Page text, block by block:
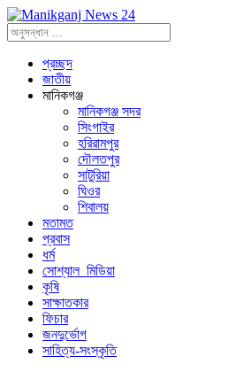
প্রচ্ছদ
জাতীয়
মানিকগঞ্জ
মানিকগঞ্জ সদর
সিংগাইর
হরিরামপুর
দৌলতপুর
সাটুরিয়া
ঘিওর
শিবালয়
মতামত
প্রবাস
ধর্ম
সোশ্যাল_মিডিয়া
কৃষি
সাক্ষাতকার
ফিচার
জনদুর্ভোগ
সাহিত্য-সংস্কৃতি